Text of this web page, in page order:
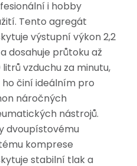
i hobby
Tento agregát
výstupní výkon 2,2
dosahuje průtoku až
litrů vzduchu za minutu,
ho činí ideálním pro
náročných
nástrojů.
dvoupístovému
komprese
stabilní tlak a